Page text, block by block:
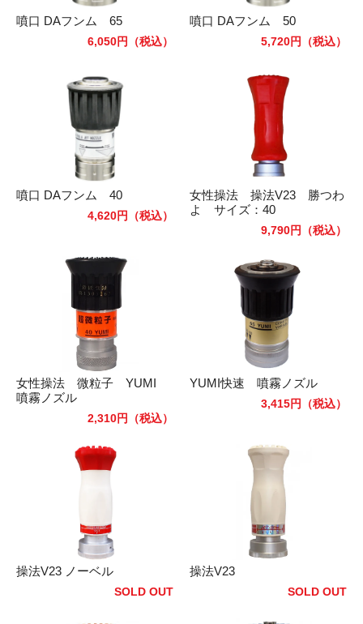
噴口 DAフンム 65
6,050円 （税込）
噴口 DAフンム 50
5,720円 （税込）
噴口 DAフンム 40
4,620円 （税込）
女性操法 操法V23 勝つわ
よ サイズ：40
9,790円 （税込）
女性操法 微粒子 YUMI
噴霧ノズル
2,310円 （税込）
YUMI快速 噴霧ノズル
3,415円 （税込）
操法V23 ノーベル
SOLD OUT
操法V23
SOLD OUT